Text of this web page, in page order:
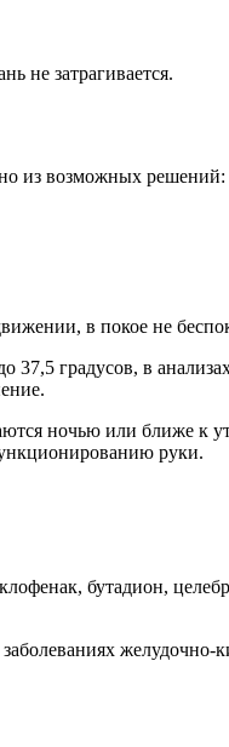
не затрагивается.
из возможных решений:
в покое не
градусов, в
ночью или ближе к
руки.
бутадион,
желудочно-